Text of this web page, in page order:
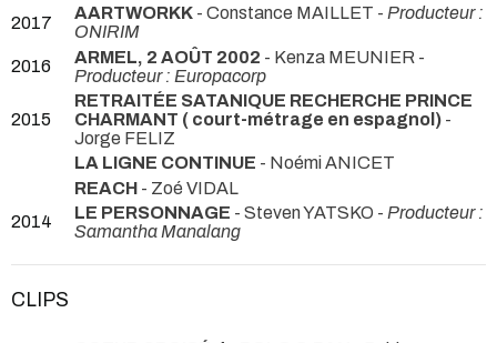
2017
AARTWORKK - Constance MAILLET - Producteur :
ONIRIM
2016
ARMEL, 2 AOÛT 2002 - Kenza MEUNIER -
Producteur : Europacorp
2015
RETRAITÉE SATANIQUE RECHERCHE PRINCE
CHARMANT ( court-métrage en espagnol) -
Jorge FELIZ
LA LIGNE CONTINUE - Noémi ANICET
REACH - Zoé VIDAL
2014
LE PERSONNAGE - Steven YATSKO - Producteur :
Samantha Manalang
CLIPS